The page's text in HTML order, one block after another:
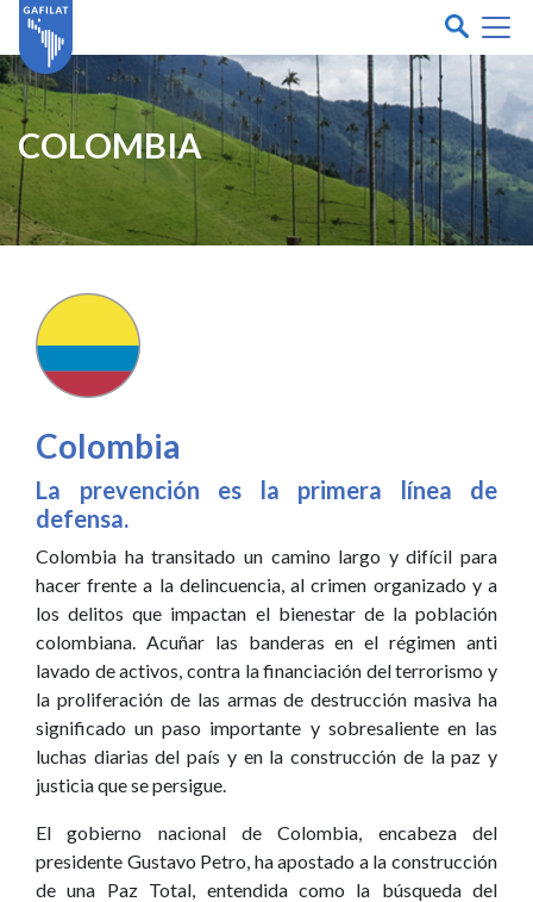
COLOMBIA
Colombia
La prevención es la primera línea de
defensa.
Colombia ha transitado un camino largo y difícil para
hacer frente a la delincuencia, al crimen organizado y a
los delitos que impactan el bienestar de la población
colombiana. Acuñar las banderas en el régimen anti
lavado de activos, contra la financiación del terrorismo y
la proliferación de las armas de destrucción masiva ha
significado un paso importante y sobresaliente en las
luchas diarias del país y en la construcción de la paz y
justicia que se persigue.
El gobierno nacional de Colombia, encabeza del
presidente Gustavo Petro, ha apostado a la construcción
de una Paz Total, entendida como la búsqueda del